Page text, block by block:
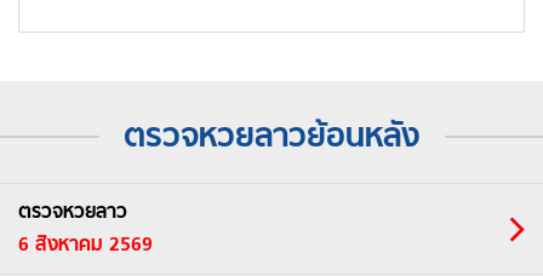
ตรวจหวยลาวย้อนหลัง
ตรวจหวยลาว
6 สิงหาคม 2569